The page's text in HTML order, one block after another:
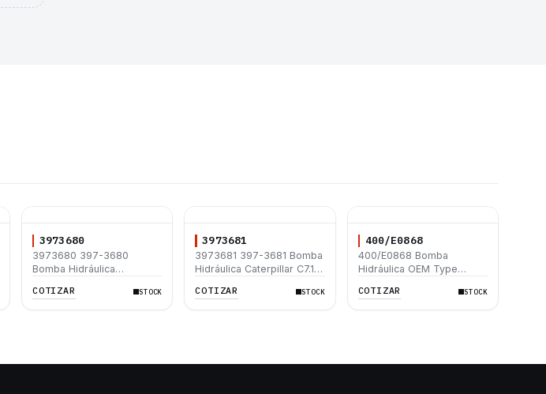
3973680
3973680 397-3680
Bomba Hidráulica
L 320D 320D L 315D L
COTIZAR STOCK
3973681
3973681 397-3681 Bomba
Hidráulica Caterpillar C7.1
320D L 330D2 L 330D2
COTIZAR STOCK
400/E0868
400/E0868 Bomba
Hidráulica OEM Type
Izquierdo 33/29cc JCB
COTIZAR STOCK